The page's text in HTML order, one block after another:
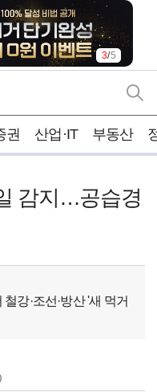
3/5
권 산업·IT 부동산
감지…공습경
강·조선·방산 '새 먹거